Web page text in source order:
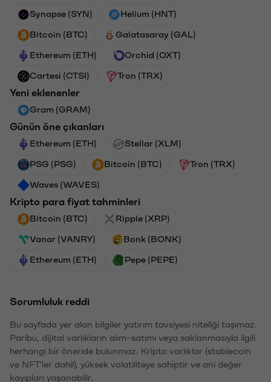
Synapse (SYN) Helium (HNT)
Bitcoin (BTC) Galatasaray (GAL)
Ethereum (ETH) Orchid (OXT)
Cartesi (CTSI) Tron (TRX)
Yeni eklenenler
Gram (GRAM)
Günün öne çıkanları
Ethereum (ETH) Stellar (XLM)
PSG (PSG) Bitcoin (BTC) Tron (TRX)
Waves (WAVES)
Kripto para fiyat tahminleri
Bitcoin (BTC) Ripple (XRP)
Vanar (VANRY) Bonk (BONK)
Ethereum (ETH) Pepe (PEPE)
Sorumluluk reddi
Bu sayfada yer alan bilgiler yatırım tavsiyesi niteliği taşımaz.
Paribu, dijital varlıkların alım-satımı veya saklanmasıyla ilgili
herhangi bir öneride bulunmaz. Kripto varlıklar (stablecoin
ve NFT'ler dahil), yüksek volatiliteye sahiptir ve ani değer
kayıpları yaşanabilir.